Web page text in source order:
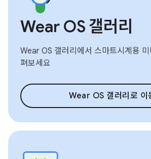
Wear OS 갤러리
Wear OS 갤러리에서 스마트시계용
펴보세요
Wear OS 갤러리로 이